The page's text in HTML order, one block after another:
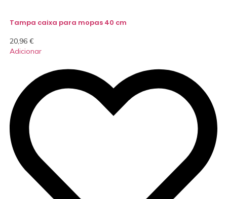
Tampa caixa para mopas 40 cm
20,96 €
Adicionar